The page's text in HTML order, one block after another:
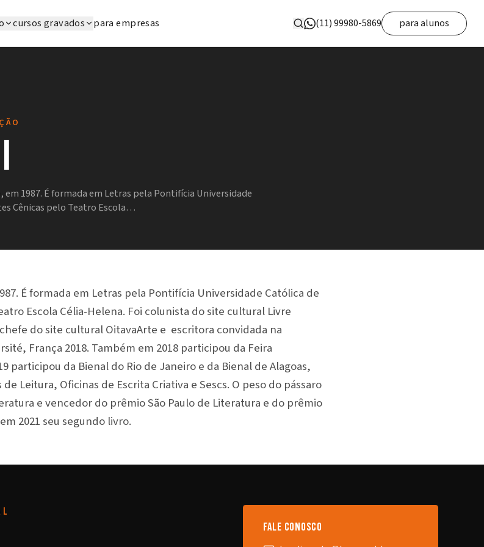
cursos gravados para empresas (11) 99980-5869 para alunos
em 1987. É formada em Letras pela Pontifícia Universidade
Cênicas pelo Teatro Escola…
É formada em Letras pela Pontifícia Universidade Católica de
Escola Célia-Helena. Foi colunista do site cultural Livre
do site cultural OitavaArte e escritora convidada na
França 2018. Também em 2018 participou da Feira
participou da Bienal do Rio de Janeiro e da Bienal de Alagoas,
Leitura, Oficinas de Escrita Criativa e Sescs. O peso do pássaro
e vencedor do prêmio São Paulo de Literatura e do prêmio
2021 seu segundo livro.
fale conosco